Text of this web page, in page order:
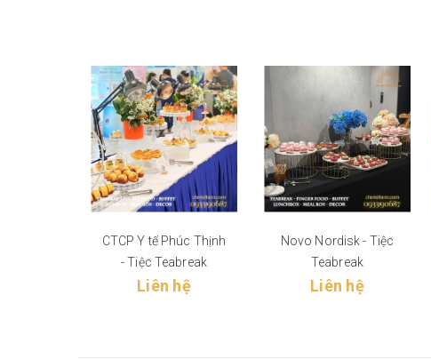
CTCP Y tế Phúc Thịnh
- Tiệc Teabreak
Liên hệ
Novo Nordisk - Tiệc
Teabreak
Liên hệ